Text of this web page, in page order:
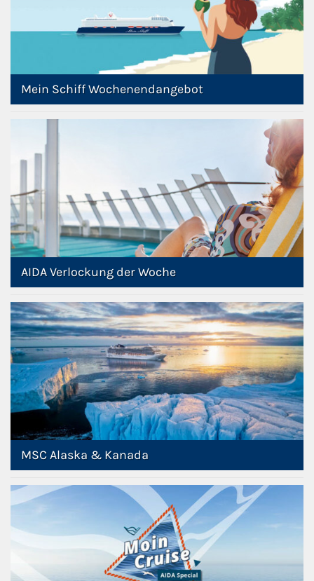
Kreuzfahrt-Quiz
Flug buchen
Mein Schiff Wochenendangebot
AIDA Verlockung der Woche
MSC Alaska & Kanada